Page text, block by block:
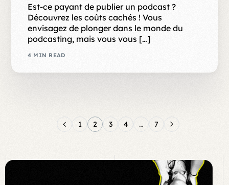
Est-ce payant de publier un podcast ?
Découvrez les coûts cachés ! Vous
envisagez de plonger dans le monde du
podcasting, mais vous vous […]
4 MIN READ
1 2 3 4 … 7